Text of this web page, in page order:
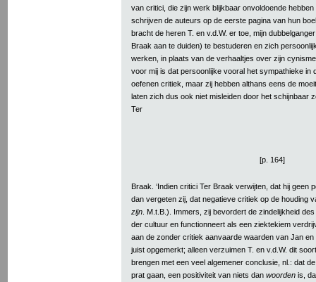
van critici, die zijn werk blijkbaar onvoldoende hebben
schrijven de auteurs op de eerste pagina van hun
bracht de heren T. en v.d.W. er toe, mijn
Braak aan te duiden) te bestuderen en zich
werken, in plaats van de verhaaltjes over zijn
voor mij is dat persoonlijke vooral het sympathieke in
oefenen critiek, maar zij hebben althans eens de
laten zich dus ook niet misleiden door het schijnbaar
Ter
[p. 164]
Braak. ‘Indien critici Ter Braak verwijten, dat hij geen
dan vergeten zij, dat negatieve critiek op de houding
zijn . M.t.B.). Immers, zij bevordert de zindelijkheid
der cultuur en functionneert als een ziektekiem
aan de zonder critiek aanvaarde waarden van Jan en
juist opgemerkt; alleen verzuimen T. en v.d.W. dit
brengen met een veel algemener conclusie, nl.: dat
prat gaan, een positiviteit van niets dan woorden is,